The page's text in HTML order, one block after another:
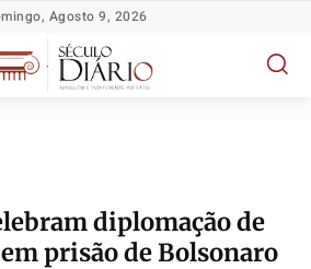
Agosto 9, 2026
diplomação de
prisão de Bolsonaro